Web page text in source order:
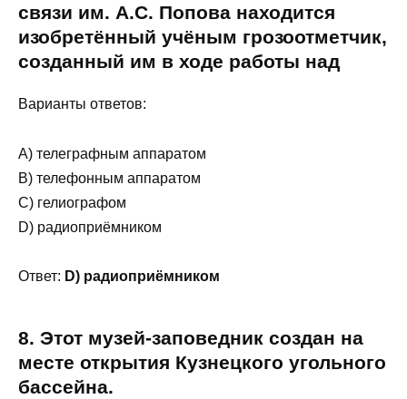
связи им. А.С. Попова находится
изобретённый учёным грозоотметчик,
созданный им в ходе работы над
Варианты ответов:
A) телеграфным аппаратом
B) телефонным аппаратом
C) гелиографом
D) радиоприёмником
Ответ: D) радиоприёмником
8. Этот музей-заповедник создан на
месте открытия Кузнецкого угольного
бассейна.